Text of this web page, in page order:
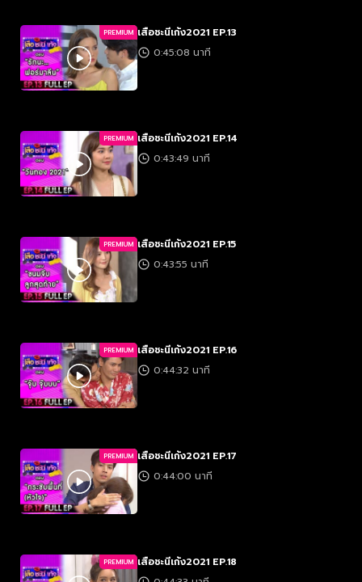
PREMIUM เสือชะนีเก้ง2021 EP.13
0:45:08 นาที
PREMIUM เสือชะนีเก้ง2021 EP.14
0:43:49 นาที
PREMIUM เสือชะนีเก้ง2021 EP.15
0:43:55 นาที
PREMIUM เสือชะนีเก้ง2021 EP.16
0:44:32 นาที
PREMIUM เสือชะนีเก้ง2021 EP.17
0:44:00 นาที
PREMIUM เสือชะนีเก้ง2021 EP.18